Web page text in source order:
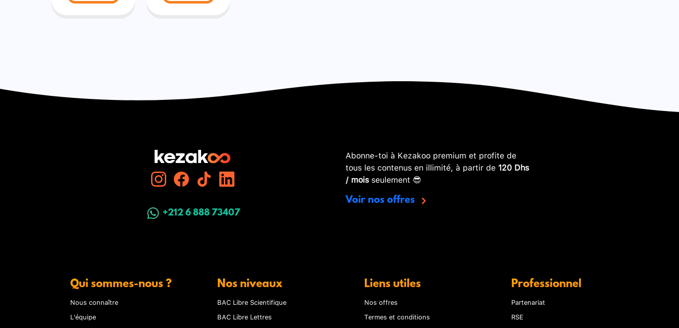
+212 6 888 73407
Abonne-toi à Kezakoo premium et profite de
tous les contenus en illimité, à partir de 120 Dhs
/ moisseulement 😎
Voir nos offres
Qui sommes-nous ?
Nous connaître
L'équipe
Nos niveaux
BAC Libre Scientifique
BAC Libre Lettres
Liens utiles
Nos offres
Termes et conditions
Professionnel
Partenariat
RSE